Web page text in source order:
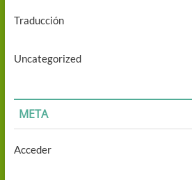
Traducción
Uncategorized
META
Acceder